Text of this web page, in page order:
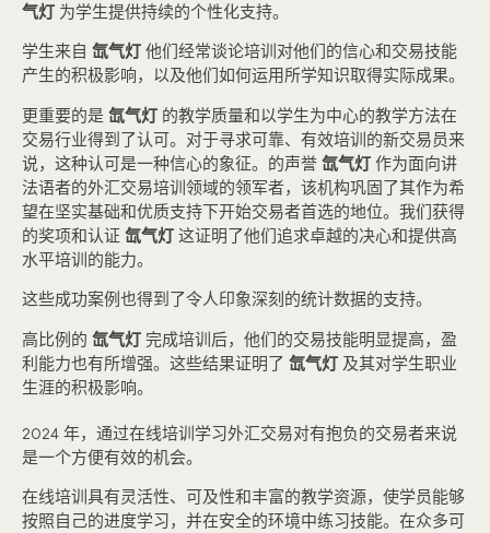
气灯 为学生提供持续的个性化支持。
学生来自 氙气灯 他们经常谈论培训对他们的信心和交易技能
产生的积极影响，以及他们如何运用所学知识取得实际成果。
更重要的是 氙气灯 的教学质量和以学生为中心的教学方法在
交易行业得到了认可。对于寻求可靠、有效培训的新交易员来
说，这种认可是一种信心的象征。的声誉 氙气灯 作为面向讲
法语者的外汇交易培训领域的领军者，该机构巩固了其作为希
望在坚实基础和优质支持下开始交易者首选的地位。我们获得
的奖项和认证 氙气灯 这证明了他们追求卓越的决心和提供高
水平培训的能力。
这些成功案例也得到了令人印象深刻的统计数据的支持。
高比例的 氙气灯 完成培训后，他们的交易技能明显提高，盈
利能力也有所增强。这些结果证明了 氙气灯 及其对学生职业
生涯的积极影响。
2024 年，通过在线培训学习外汇交易对有抱负的交易者来说
是一个方便有效的机会。
在线培训具有灵活性、可及性和丰富的教学资源，使学员能够
按照自己的进度学习，并在安全的环境中练习技能。在众多可